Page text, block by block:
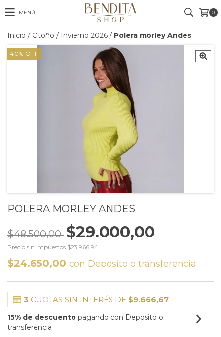
MENÚ 0
Inicio / Otoño / Invierno 2026 / Polera morley Andes
40% OFF
POLERA MORLEY ANDES
$48.500,00 $29.000,00
Precio sin impuestos $23.966,94
$24.650,00 con Deposito o transferencia
3 CUOTAS SIN INTERÉS DE $9.666,67
15% de descuento pagando con Deposito o
transferencia